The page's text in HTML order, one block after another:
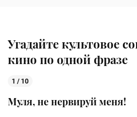
Угадайте культовое
кино по одной фразе
1 / 10
Муля, не нервируй меня!